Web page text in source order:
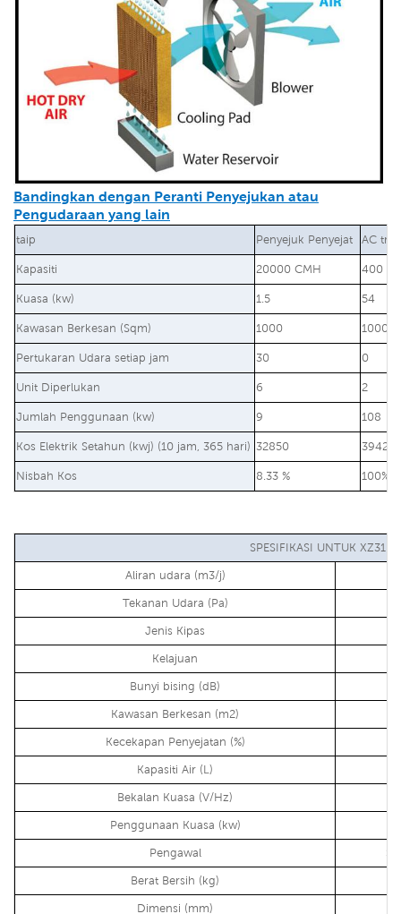
Bandingkan dengan Peranti Penyejukan atau
Pengudaraan yang lain
taip Penyejuk Penyejat AC
Kapasiti 20000 CMH 400
Kuasa (kw) 1.5 54
Kawasan Berkesan (Sqm) 1000 1000
Pertukaran Udara setiap jam 30 0
Unit Diperlukan 6 2
Jumlah Penggunaan (kw) 9 108
Kos Elektrik Setahun (kwj) (10 jam, 365 hari) 32850
Nisbah Kos 8.33 % 100%
SPESIFIKASI UNTUK XZ31-
Aliran udara (m3/j)
Tekanan Udara (Pa)
Jenis Kipas
Kelajuan
Bunyi bising (dB)
Kawasan Berkesan (m2)
Kecekapan Penyejatan (%)
Kapasiti Air (L)
Bekalan Kuasa (V/Hz)
Penggunaan Kuasa (kw)
Pengawal
Berat Bersih (kg)
Dimensi (mm)